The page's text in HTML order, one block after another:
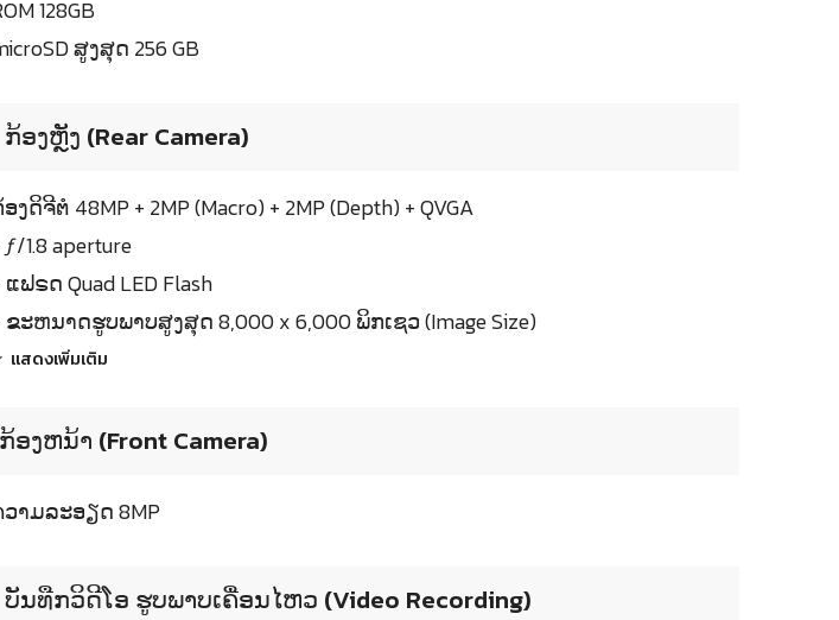
128GB
ສູງສຸດ 256 GB
ກ້ອງຫຼັງ (Rear Camera)
ງດິຈີຕໍ 48MP + 2MP (Macro) + 2MP (Depth) + QVGA
1.8 aperture
ຟຣດ Quad LED Flash
ະຫນາດຮູບພາບສູງສຸດ 8,000 x 6,000 ພິກເຊວ (Image Size)
แสดงเพิ่มเติม
ກ້ອງຫນ້າ (Front Camera)
າມລະອຽດ 8MP
ບັນທືກວິດີໂອ ຮູບພາບເຄື່ອນໄຫວ (Video Recording)